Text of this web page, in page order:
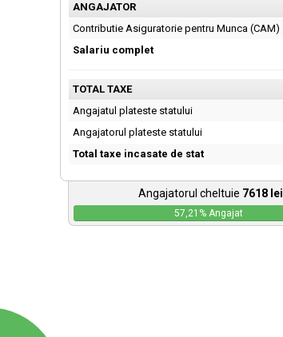
ANGAJATOR
Contributie Asiguratorie pentru Munca (CAM)
Salariu complet
TOTAL TAXE
Angajatul plateste statului
Angajatorul plateste statului
Total taxe incasate de stat
Angajatorul cheltuie 7618 lei
57,21 % Angajat